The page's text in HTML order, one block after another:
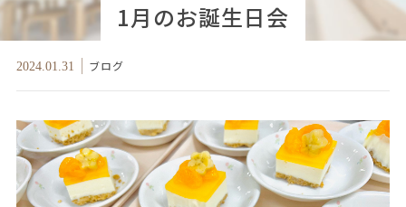
1月のお誕生日会
2024.01.31 ブログ